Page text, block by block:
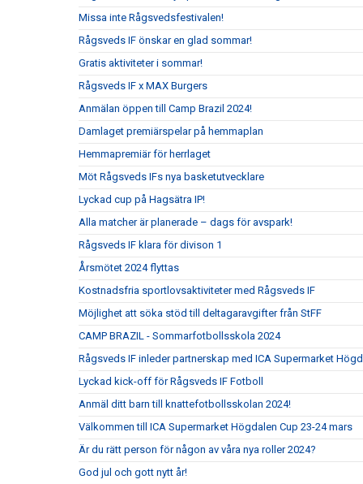
Missa inte Rågsvedsfestivalen!
Rågsveds IF önskar en glad sommar!
Gratis aktiviteter i sommar!
Rågsveds IF x MAX Burgers
Anmälan öppen till Camp Brazil 2024!
Damlaget premiärspelar på hemmaplan
Hemmapremiär för herrlaget
Möt Rågsveds IFs nya basketutvecklare
Lyckad cup på Hagsätra IP!
Alla matcher är planerade – dags för avspark!
Rågsveds IF klara för divison 1
Årsmötet 2024 flyttas
Kostnadsfria sportlovsaktiviteter med Rågsveds IF
Möjlighet att söka stöd till deltagaravgifter från StFF
CAMP BRAZIL - Sommarfotbollsskola 2024
Rågsveds IF inleder partnerskap med ICA Supermarket
Lyckad kick-off för Rågsveds IF Fotboll
Anmäl ditt barn till knattefotbollsskolan 2024!
Välkommen till ICA Supermarket Högdalen Cup 23-24 mars
Är du rätt person för någon av våra nya roller 2024?
God jul och gott nytt år!